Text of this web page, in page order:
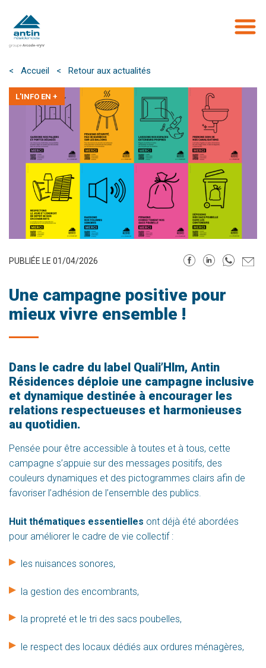
contenu
principal
L'INFO EN +
< Accueil < Retour aux actualités
PUBLIÉE LE 01/04/2026
Une campagne positive pour
mieux vivre ensemble !
Dans le cadre du label Quali’Hlm, Antin
Résidences déploie une campagne inclusive
et dynamique destinée à encourager les
relations respectueuses et harmonieuses
au quotidien.
Pensée pour être accessible à toutes et à tous, cette
campagne s’appuie sur des messages positifs, des
couleurs dynamiques et des pictogrammes clairs afin de
favoriser l’adhésion de l’ensemble des publics.
Huit thématiques essentielles ont déjà été abordées
pour améliorer le cadre de vie collectif :
les nuisances sonores,
la gestion des encombrants,
la propreté et le tri des sacs poubelles,
le respect des locaux dédiés aux ordures ménagères,